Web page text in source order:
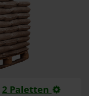
2 Paletten